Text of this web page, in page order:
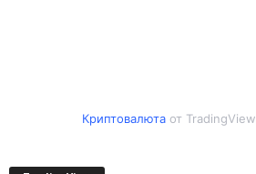
Криптовалютаот TradingView